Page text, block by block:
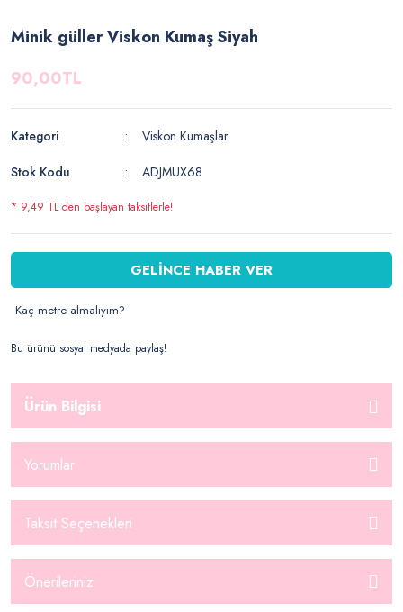
Minik güller Viskon Kumaş Siyah
90,00TL
Kategori
Viskon Kumaşlar
Stok Kodu
ADJMUX68
* 9,49 TL den başlayan taksitlerle!
GELİNCE HABER VER
Kaç metre almalıyım?
Bu ürünü sosyal medyada paylaş!
Ürün Bilgisi
Yorumlar
Taksit Seçenekleri
Önerileriniz